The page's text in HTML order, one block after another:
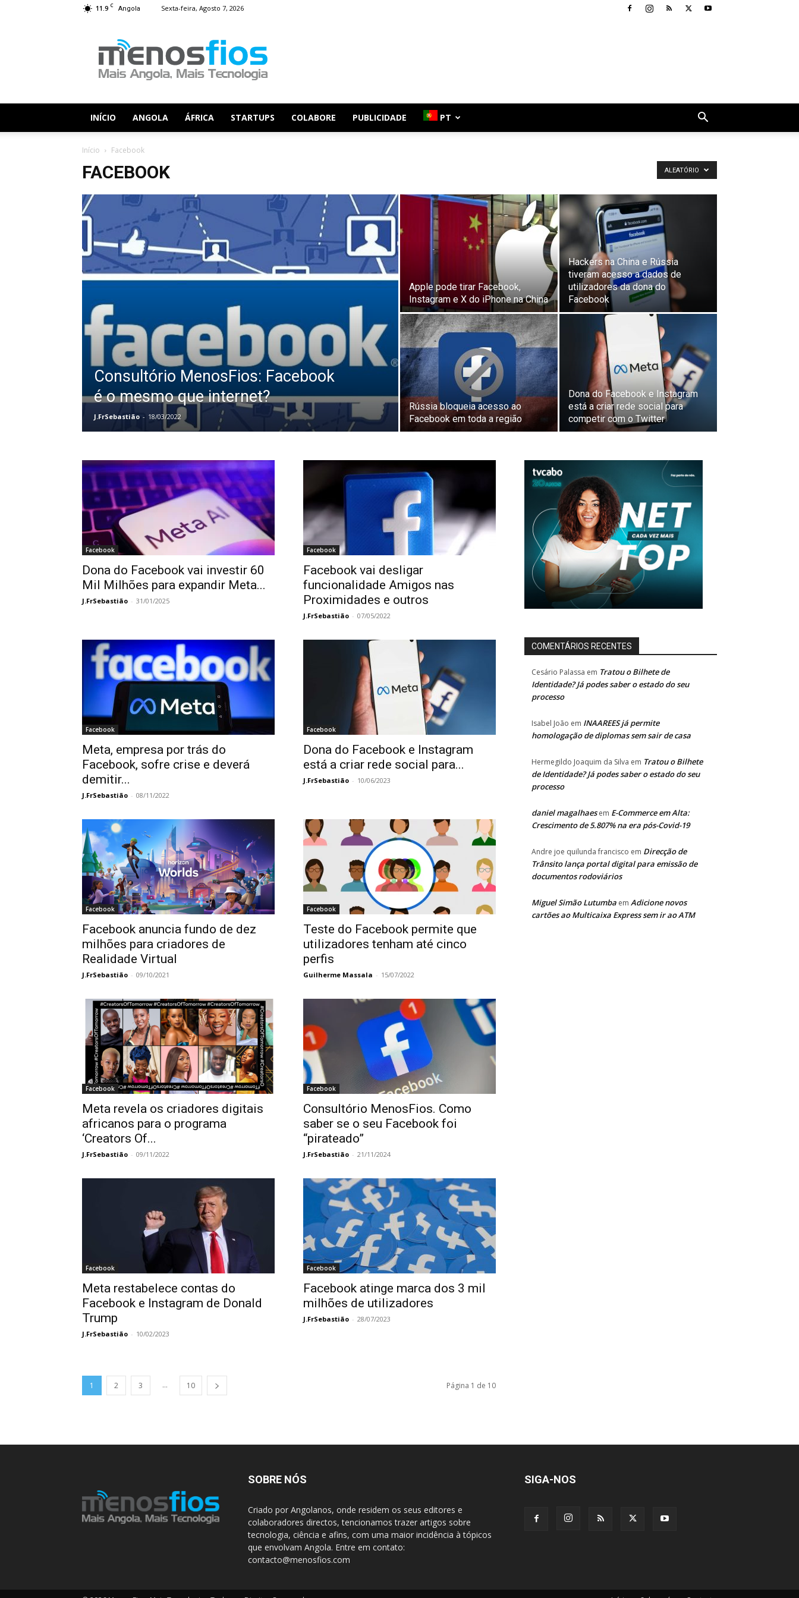
11.9 C Angola Sexta-feira, Agosto 7, 2026
Fios
INÍCIO ANGOLA ÁFRICA STARTUPS COLABORE PUBLICIDADE PT
Início Facebook
FACEBOOK ALEATÓRIO
Consultório MenosFios: Facebook
é o mesmo que internet?
J.FrSebastião - 18/03/2022
Apple pode tirar Facebook,
Instagram e X do iPhone na China
Hackers na China e Rússia
tiveram acesso a dados de
utilizadores da dona do
Facebook
Rússia bloqueia acesso ao
Facebook em toda a região
Dona do Facebook e Instagram
está a criar rede social para
competir com o Twitter
Facebook
Dona do Facebook vai investir 60
Mil Milhões para expandir Meta...
J.FrSebastião - 31/01/2025
Facebook
Facebook vai desligar
funcionalidade Amigos nas
Proximidades e outros
J.FrSebastião - 07/05/2022
Facebook
Meta, empresa por trás do
Facebook, sofre crise e deverá
demitir...
J.FrSebastião - 08/11/2022
Facebook
Dona do Facebook e Instagram
está a criar rede social para...
J.FrSebastião - 10/06/2023
Facebook
Facebook anuncia fundo de dez
milhões para criadores de
Realidade Virtual
J.FrSebastião - 09/10/2021
Facebook
Teste do Facebook permite que
utilizadores tenham até cinco
perfis
Guilherme Massala - 15/07/2022
Facebook
Meta revela os criadores digitais
africanos para o programa
‘Creators Of...
J.FrSebastião - 09/11/2022
Facebook
Consultório MenosFios. Como
saber se o seu Facebook foi
“pirateado”
J.FrSebastião - 21/11/2024
Facebook
Meta restabelece contas do
Facebook e Instagram de Donald
Trump
J.FrSebastião - 10/02/2023
Facebook
Facebook atinge marca dos 3 mil
milhões de utilizadores
J.FrSebastião - 28/07/2023
1 2 3 ... 10 Página 1 de 10
COMENTÁRIOS RECENTES
Cesário Palassa em Tratou o Bilhete de
Identidade? Já podes saber o estado do seu
processo
Isabel João em INAAREES já permite
homologação de diplomas sem sair de casa
Hermegildo Joaquim da Silva em Tratou o Bilhete
de Identidade? Já podes saber o estado do seu
processo
daniel magalhaesem E-Commerce em Alta:
Crescimento de 5.807% na era pós-Covid-19
Andre joe quilunda francisco em Direcção de
Trânsito lança portal digital para emissão de
documentos rodoviários
Miguel Simão Lutumba em Adicione novos
cartões ao Multicaixa Express sem ir ao ATM
SOBRE NÓS
Criado por Angolanos, onde residem os seus editores e
colaboradores directos, tencionamos trazer artigos sobre
tecnologia, ciência e afins, com uma maior incidência à tópicos
que envolvam Angola. Entre em contato:
contacto@menosfios.com
SIGA-NOS